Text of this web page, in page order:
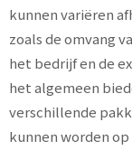
kunnen variëren
zoals de omvang
het bedrijf en de
het algemeen
verschillende
kunnen worden